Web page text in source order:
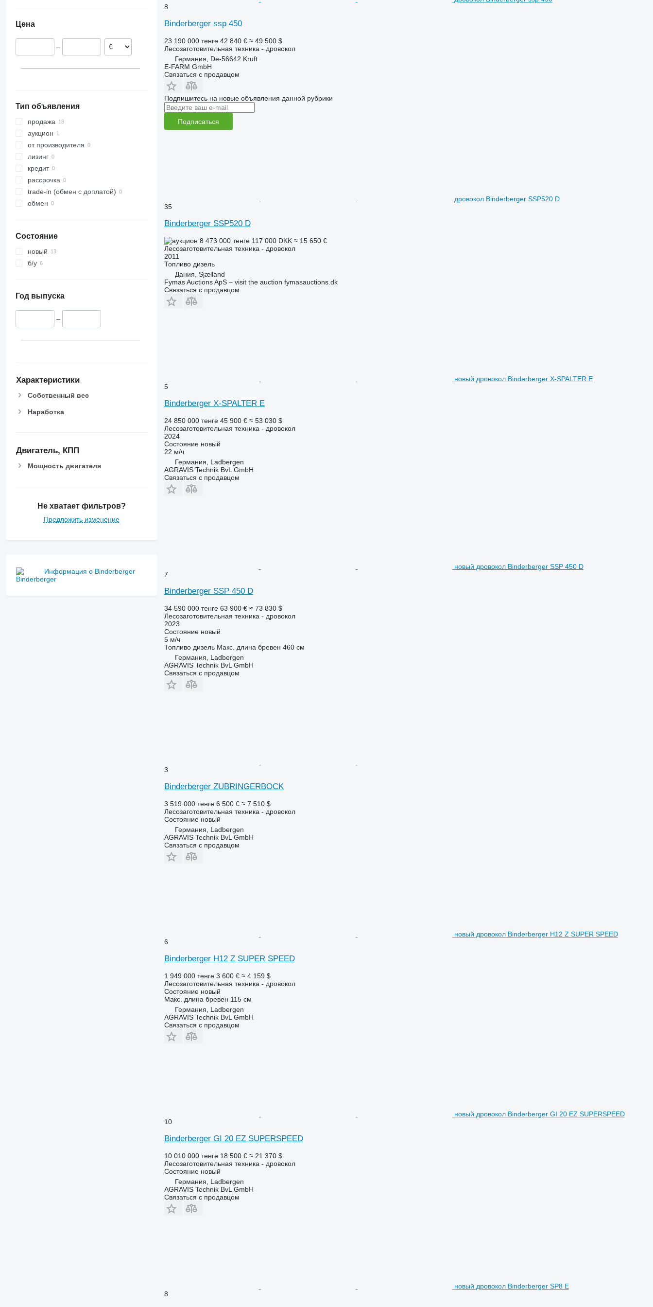
Цена
–
Тип объявления
продажа
аукцион
от производителя
лизинг
кредит
рассрочка
trade-in (обмен с доплатой)
обмен
Состояние
новый
б/у
Год выпуска
–
Характеристики
Собственный вес
Наработка
Двигатель, КПП
Мощность двигателя
Не хватает фильтров?
Предложить изменение
Информация о Binderberger
8
Binderberger ssp 450
23 190 000 тенге 42 840 € ≈ 49 500 $
Лесозаготовительная техника - дровокол
Германия, De-56642 Kruft
E-FARM GmbH
Связаться с продавцом
Подпишитесь на новые объявления данной рубрики
Подписаться
дровокол Binderberger SSP520 D
35
Binderberger SSP520 D
8 473 000 тенге 117 000 DKK ≈ 15 650 €
Лесозаготовительная техника - дровокол
2011
Топливо дизель
Дания, Sjælland
Fymas Auctions ApS – visit the auction fymasauctions.dk
Связаться с продавцом
новый дровокол Binderberger X-SPALTER E
5
Binderberger X-SPALTER E
24 850 000 тенге 45 900 € ≈ 53 030 $
Лесозаготовительная техника - дровокол
2024
Состояниеновый
22 м/ч
Германия, Ladbergen
AGRAVIS Technik BvL GmbH
Связаться с продавцом
новый дровокол Binderberger SSP 450 D
7
Binderberger SSP 450 D
34 590 000 тенге 63 900 € ≈ 73 830 $
Лесозаготовительная техника - дровокол
2023
Состояниеновый
5 м/ч
Топливо дизель Макс. длина бревен 460 см
Германия, Ladbergen
AGRAVIS Technik BvL GmbH
Связаться с продавцом
3
Binderberger ZUBRINGERBOCK
3 519 000 тенге 6 500 € ≈ 7 510 $
Лесозаготовительная техника - дровокол
Состояниеновый
Германия, Ladbergen
AGRAVIS Technik BvL GmbH
Связаться с продавцом
новый дровокол Binderberger H12 Z SUPER SPEED
6
Binderberger H12 Z SUPER SPEED
1 949 000 тенге 3 600 € ≈ 4 159 $
Лесозаготовительная техника - дровокол
Состояниеновый
Макс. длина бревен 115 см
Германия, Ladbergen
AGRAVIS Technik BvL GmbH
Связаться с продавцом
новый дровокол Binderberger GI 20 EZ SUPERSPEED
10
Binderberger GI 20 EZ SUPERSPEED
10 010 000 тенге 18 500 € ≈ 21 370 $
Лесозаготовительная техника - дровокол
Состояниеновый
Германия, Ladbergen
AGRAVIS Technik BvL GmbH
Связаться с продавцом
новый дровокол Binderberger SP8 E
8